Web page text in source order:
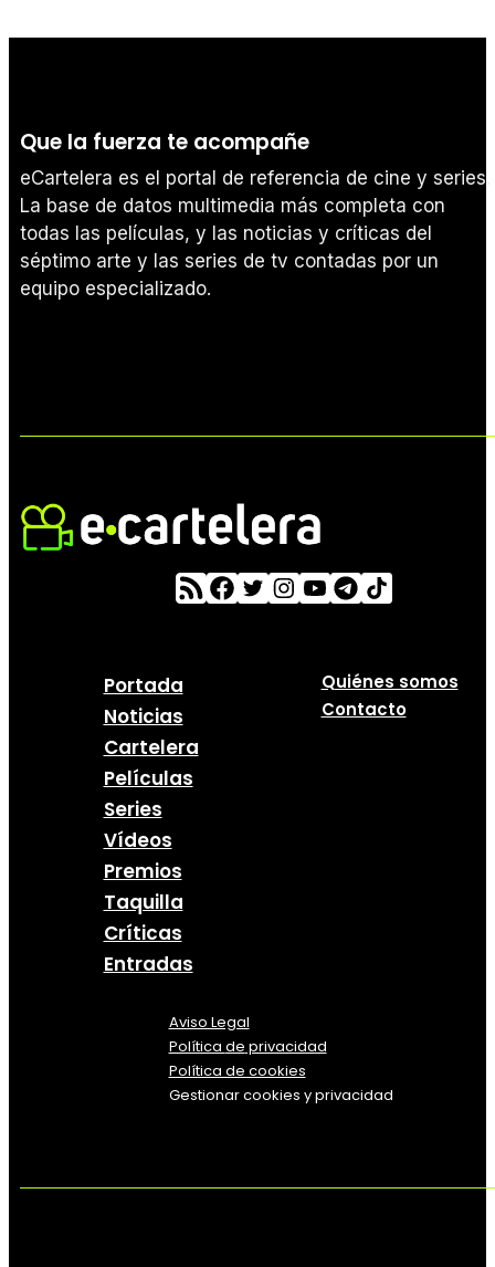
Que la fuerza te acompañe
eCartelera es el portal de referencia de cine y series.
La base de datos multimedia más completa con
todas las películas, y las noticias y críticas del
séptimo arte y las series de tv contadas por un
equipo especializado.
Portada
Noticias
Cartelera
Películas
Series
Vídeos
Premios
Taquilla
Críticas
Entradas
Quiénes somos
Contacto
Aviso Legal
Política de privacidad
Política de cookies
Gestionar cookies y privacidad